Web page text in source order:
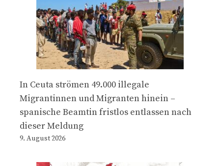
In Ceuta strömen 49.000 illegale
Migrantinnen und Migranten hinein –
spanische Beamtin fristlos entlassen nach
dieser Meldung
9. August 2026